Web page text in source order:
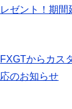
レゼント！期
FXGTからカス
応のお知らせ